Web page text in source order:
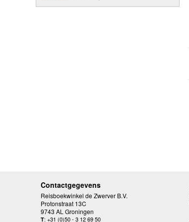
Contactgegevens
Reisboekwinkel de Zwerver B.V.
Protonstraat 13C
9743 AL Groningen
T: +31 (0)50 - 3 12 69 50